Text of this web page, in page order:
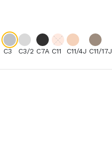
C3 C3/2 C7A C11 C11/4J C11/17J